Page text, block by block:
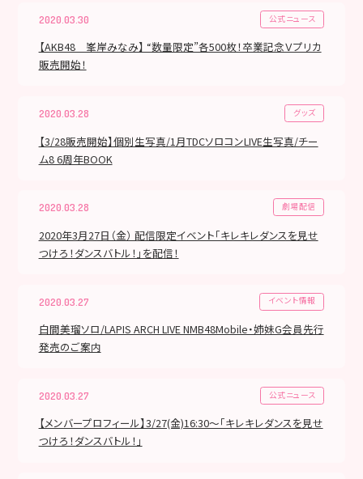
2020.03.30 公式ニュース
【AKB48 峯岸みなみ】 “数量限定”各500枚！卒業記念Ｖプリカ
販売開始！
2020.03.28 グッズ
【3/28販売開始】個別生写真/1月TDCソロコンLIVE生写真/チー
ム8 6周年BOOK
2020.03.28 劇場配信
2020年3月27日（金） 配信限定イベント「キレキレダンスを見せ
つけろ！ダンスバトル！」を配信！
2020.03.27 イベント情報
白間美瑠ソロ/LAPIS ARCH LIVE NMB48Mobile・姉妹G会員先行
発売のご案内
2020.03.27 公式ニュース
【メンバープロフィール】3/27(金)16:30～「キレキレダンスを見せ
つけろ！ダンスバトル！」